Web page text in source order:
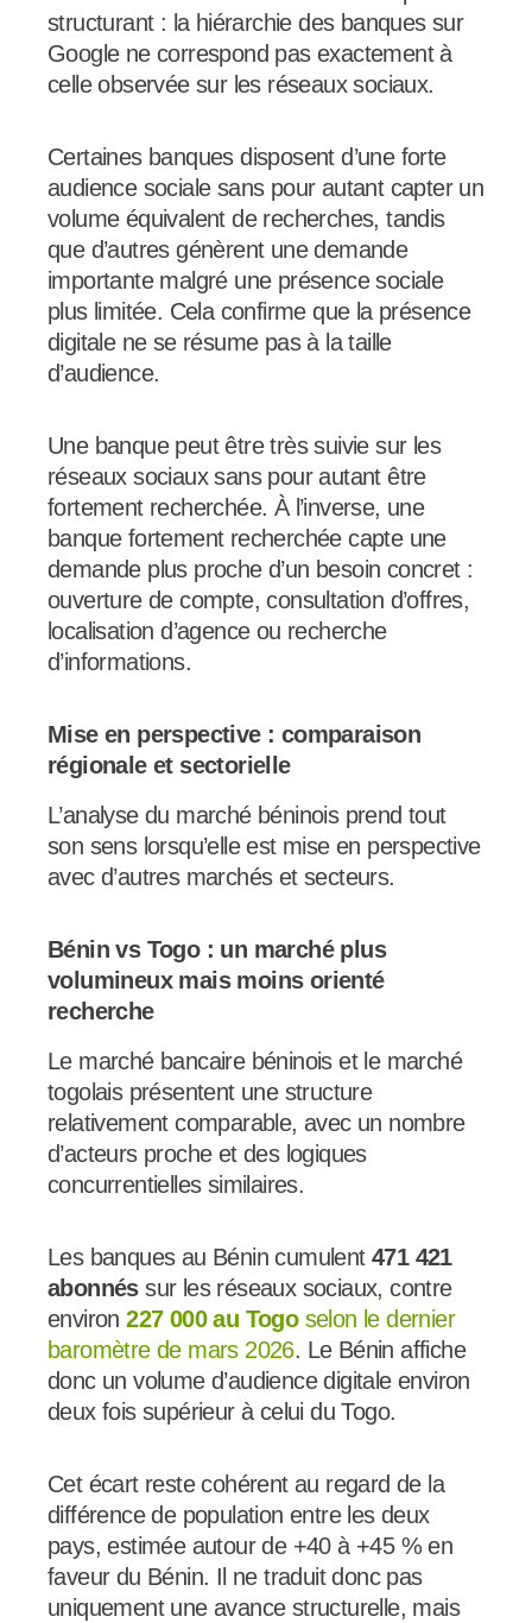
structurant : la hiérarchie des banques sur
Google ne correspond pas exactement à
celle observée sur les réseaux sociaux.
Certaines banques disposent d’une forte
audience sociale sans pour autant capter un
volume équivalent de recherches, tandis
que d’autres génèrent une demande
importante malgré une présence sociale
plus limitée. Cela confirme que la présence
digitale ne se résume pas à la taille
d’audience.
Une banque peut être très suivie sur les
réseaux sociaux sans pour autant être
fortement recherchée. À l’inverse, une
banque fortement recherchée capte une
demande plus proche d’un besoin concret :
ouverture de compte, consultation d’offres,
localisation d’agence ou recherche
d’informations.
Mise en perspective : comparaison
régionale et sectorielle
L’analyse du marché béninois prend tout
son sens lorsqu’elle est mise en perspective
avec d’autres marchés et secteurs.
Bénin vs Togo : un marché plus
volumineux mais moins orienté
recherche
Le marché bancaire béninois et le marché
togolais présentent une structure
relativement comparable, avec un nombre
d’acteurs proche et des logiques
concurrentielles similaires.
Les banques au Bénin cumulent 471 421
abonnéssur les réseaux sociaux, contre
environ227 000 au Togoselon le dernier
baromètre de mars 2026. Le Bénin affiche
donc un volume d’audience digitale environ
deux fois supérieur à celui du Togo.
Cet écart reste cohérent au regard de la
différence de population entre les deux
pays, estimée autour de +40 à +45 % en
faveur du Bénin. Il ne traduit donc pas
uniquement une avance structurelle, mais